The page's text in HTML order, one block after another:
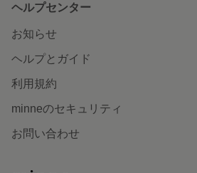
ヘルプセンター
お知らせ
ヘルプとガイド
利用規約
minneのセキュリティ
お問い合わせ